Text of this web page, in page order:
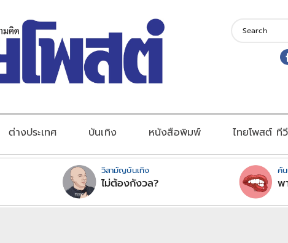
ต่างประเทศ บันเทิง หนังสือพิมพ์ ไทยโพสต์ ทีวี
วิสามัญบันเทิง
ไม่ต้องกังวล?
คั
พ